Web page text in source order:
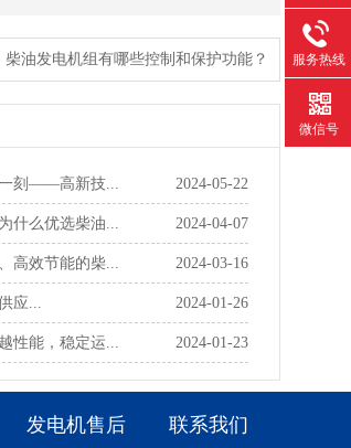
柴油发电机组有哪些控制和保护功能？
2024-05-22
一刻——高新技...
2024-04-07
什么优选柴油...
2024-03-16
高效节能的柴...
2024-01-26
应...
2024-01-23
性能，稳定运...
发电机售后 联系我们
服务热线
微信号